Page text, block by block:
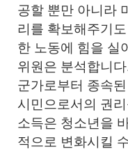
공할 뿐만 아니라
리를 확보해주기
한 노동에 힘을 실
위원은 분석합니
군가로부터 종속
시민으로서의 권
소득은 청소년을
적으로 변화시킬